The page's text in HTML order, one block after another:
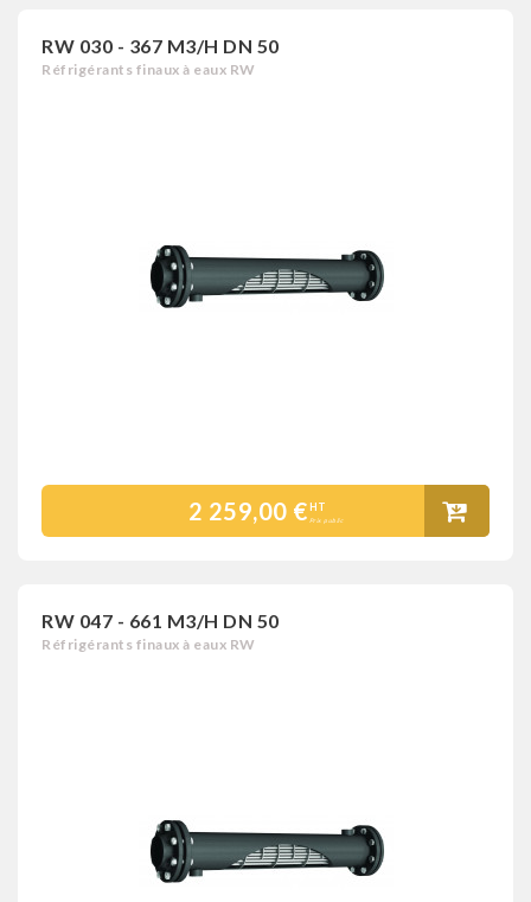
RW 030 - 367 M3/H DN 50
Réfrigérants finaux à eaux RW
2 259,00 €HT
Prix public
RW 047 - 661 M3/H DN 50
Réfrigérants finaux à eaux RW